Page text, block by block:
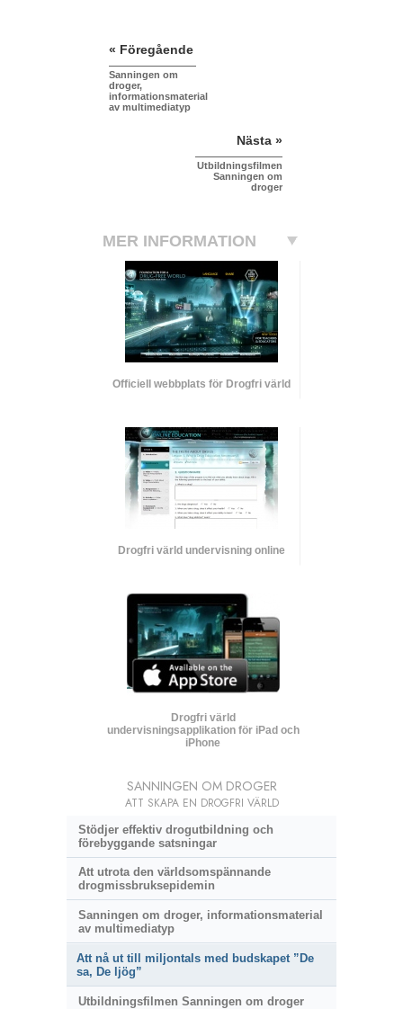
« Föregående
Sanningen om
droger,
informationsmaterial
av multimediatyp
Nästa »
Utbildningsfilmen
Sanningen om
droger
MER INFORMATION
Officiell webbplats för Drogfri värld
Drogfri värld undervisning online
Drogfri värld
undervisningsapplikation för iPad och
iPhone
SANNINGEN OM DROGER
ATT SKAPA EN DROGFRI VÄRLD
Stödjer effektiv drogutbildning och
förebyggande satsningar
Att utrota den världsomspännande
drogmissbruksepidemin
Sanningen om droger, informationsmaterial
av multimediatyp
Att nå ut till miljontals med budskapet ”De
sa, De ljög”
Utbildningsfilmen Sanningen om droger